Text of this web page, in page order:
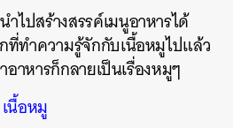
ไปสร้างสรรค์เมนูอาหารได้
ที่ทำความรู้จักกับเนื้อหมูไปแล้ว
าหารก็กลายเป็นเรื่องหมูๆ
เนื้อหมู